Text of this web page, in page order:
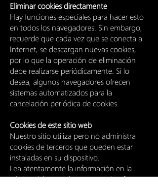
Eliminar cookies directamente
Hay funciones especiales para hacer esto
en todos los navegadores. Sin embargo,
recuerde que cada vez que se conecta a
Internet, se descargan nuevas cookies,
por lo que la operación de eliminación
debe realizarse periódicamente. Si lo
desea, algunos navegadores ofrecen
sistemas automatizados para la
cancelación periódica de cookies.
Cookies de este sitio web
Nuestro sitio utiliza pero no administra
cookies de terceros que pueden estar
instaladas en su dispositivo.
Lea atentamente la información en la
página del operador en cuya plataforma